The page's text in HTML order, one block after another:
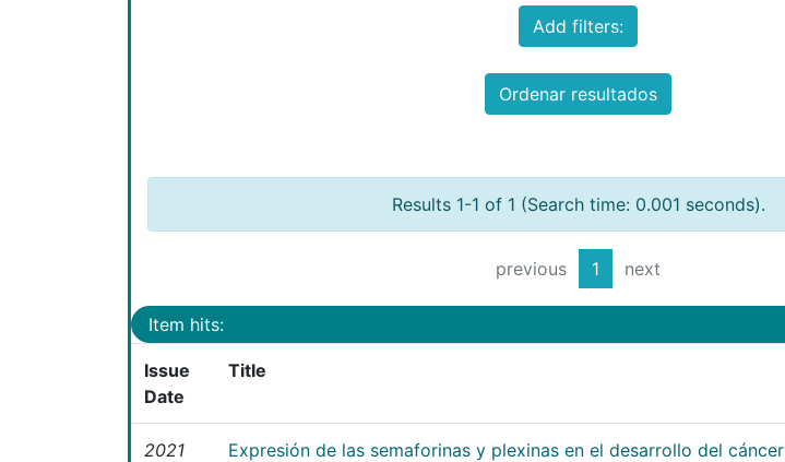
Add filters:
Ordenar resultados
Results 1-1 of 1 (Search time: 0.001 seconds).
previous 1 next
Item hits:
Issue
Date
Title
2021
Expresión de las semaforinas y plexinas en el desarrollo del cáncer